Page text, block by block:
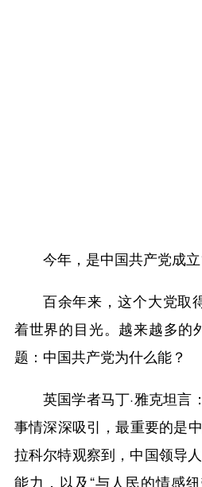
今年，是中国共产党成立
百余年来，这个大党取
着世界的目光。越来越多的
题：中国共产党为什么能？
英国学者马丁·雅克坦言
事情深深吸引，最重要的是
拉科尔特观察到，中国领导
能力，以及“与人民的情感